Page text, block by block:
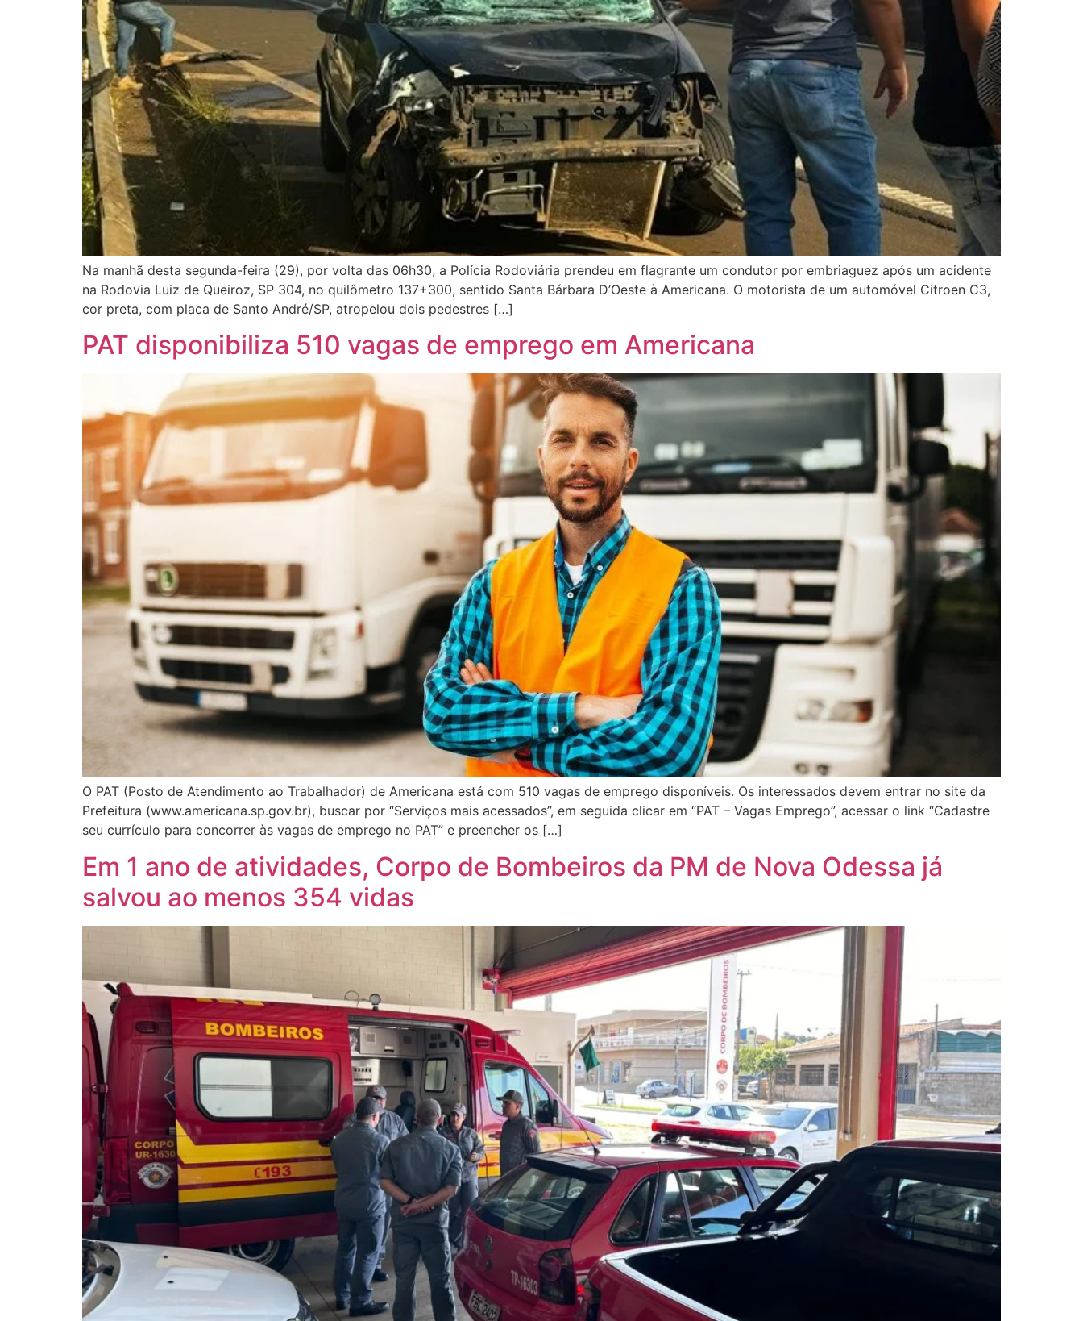
Na manhã desta segunda-feira (29), por volta das 06h30, a Polícia Rodoviária prendeu em flagrante um condutor por embriaguez após um acidente
na Rodovia Luiz de Queiroz, SP 304, no quilômetro 137+300, sentido Santa Bárbara D’Oeste à Americana. O motorista de um automóvel Citroen C3,
cor preta, com placa de Santo André/SP, atropelou dois pedestres […]
PAT disponibiliza 510 vagas de emprego em Americana
O PAT (Posto de Atendimento ao Trabalhador) de Americana está com 510 vagas de emprego disponíveis. Os interessados devem entrar no site da
Prefeitura (www.americana.sp.gov.br), buscar por “Serviços mais acessados”, em seguida clicar em “PAT – Vagas Emprego”, acessar o link “Cadastre
seu currículo para concorrer às vagas de emprego no PAT” e preencher os […]
Em 1 ano de atividades, Corpo de Bombeiros da PM de Nova Odessa já
salvou ao menos 354 vidas